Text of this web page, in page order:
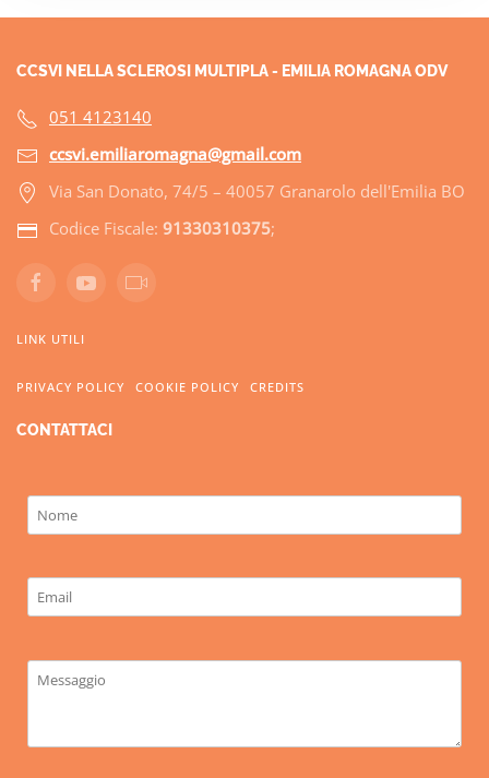
CCSVI NELLA SCLEROSI MULTIPLA - EMILIA ROMAGNA ODV
051 4123140
ccsvi.emiliaromagna@gmail.com
Via San Donato, 74/5 – 40057 Granarolo dell'Emilia BO
Codice Fiscale: 91330310375;
LINK UTILI
PRIVACY POLICY COOKIE POLICY CREDITS
CONTATTACI